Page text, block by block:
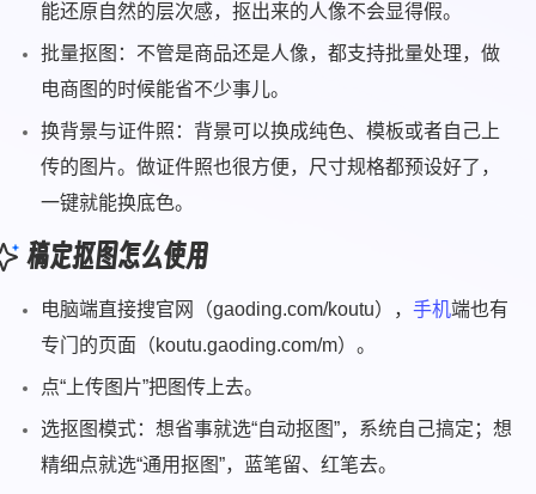
能还原自然的层次感，抠出来的人像不会显得假。
批量抠图：不管是商品还是人像，都支持批量处理，做
电商图的时候能省不少事儿。
换背景与证件照：背景可以换成纯色、模板或者自己上
传的图片。做证件照也很方便，尺寸规格都预设好了，
一键就能换底色。
稿定抠图怎么使用
电脑端直接搜官网（gaoding.com/koutu），手机端也有
专门的页面（koutu.gaoding.com/m）。
点“上传图片”把图传上去。
选抠图模式：想省事就选“自动抠图”，系统自己搞定；想
精细点就选“通用抠图”，蓝笔留、红笔去。